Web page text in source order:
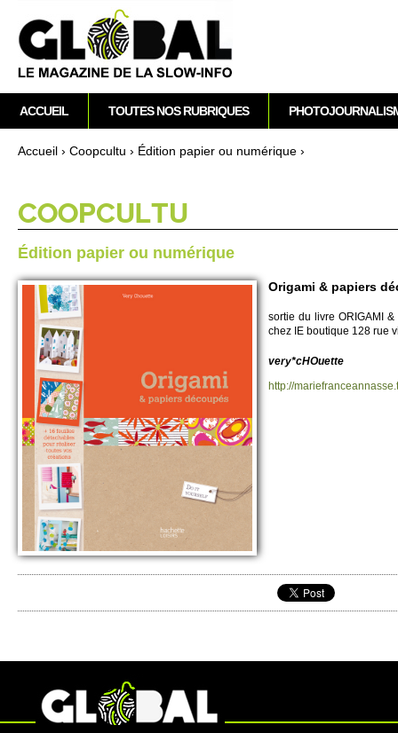
Accueil › Co­opcultu › Édition papier ou numérique ›
CO­OPCULTU
Édition papier ou numérique
Origami & papiers
so­rtie du livre ORIGAMI
chez IE bo­utique 128 rue
very*cHOuette
http://​
M
e
n
r
i
n
i
ACCUEIL TOUTES NOS RUBRIQUES